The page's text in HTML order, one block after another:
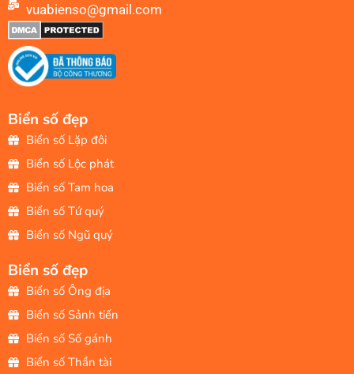
vuabienso@gmail.com
Biển số đẹp
Biển số Lặp đôi
Biển số Lộc phát
Biển số Tam hoa
Biển số Tứ quý
Biển số Ngũ quý
Biển số đẹp
Biển số Ông địa
Biển số Sảnh tiến
Biển số Số gánh
Biển số Thần tài